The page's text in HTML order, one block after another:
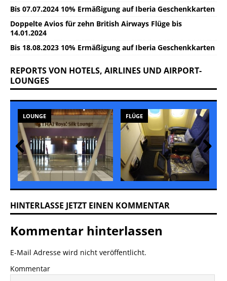
Bis 07.07.2024 10% Ermäßigung auf Iberia Geschenkkarten
Doppelte Avios für zehn British Airways Flüge bis
14.01.2024
Bis 18.08.2023 10% Ermäßigung auf Iberia Geschenkkarten
REPORTS VON HOTELS, AIRLINES UND AIRPORT-
LOUNGES
LOUNGE FLÜGE
Prev
ious
Nex
HINTERLASSE JETZT EINEN KOMMENTAR
Kommentar hinterlassen
E-Mail Adresse wird nicht veröffentlicht.
Kommentar